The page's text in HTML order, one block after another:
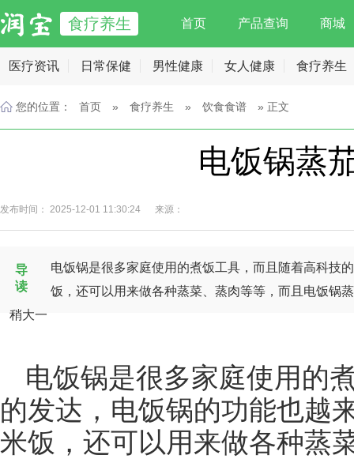
食疗养生 首页 产品查询 商城
医疗资讯 日常保健 男性健康 女人健康 食疗养生
您的位置： 首页 » 食疗养生 » 饮食食谱 » 正文
电饭锅蒸
发布时间： 2025-12-01 11:30:24 来源：
导
读
电饭锅是很多家庭使用的煮饭工具，而且随着高科技
饭，还可以用来做各种蒸菜、蒸肉等等，而且电饭锅
稍大一
电饭锅是很多家庭使用的
的发达，电饭锅的功能也越
米饭，还可以用来做各种蒸